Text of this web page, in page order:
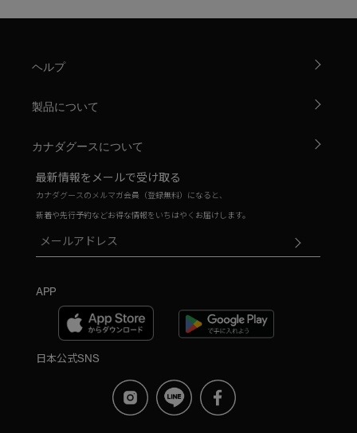
ヘルプ
製品について
カナダグースについて
最新情報をメールで受け取る
カナダグースのメルマガ会員（登録無料）になると、
新着や先行予約などお得な情報をいちはやくお届けします。
APP
日本公式SNS